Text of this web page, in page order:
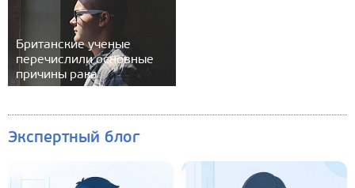
Британские ученые
перечислили основные
причины рака
Экспертный блог